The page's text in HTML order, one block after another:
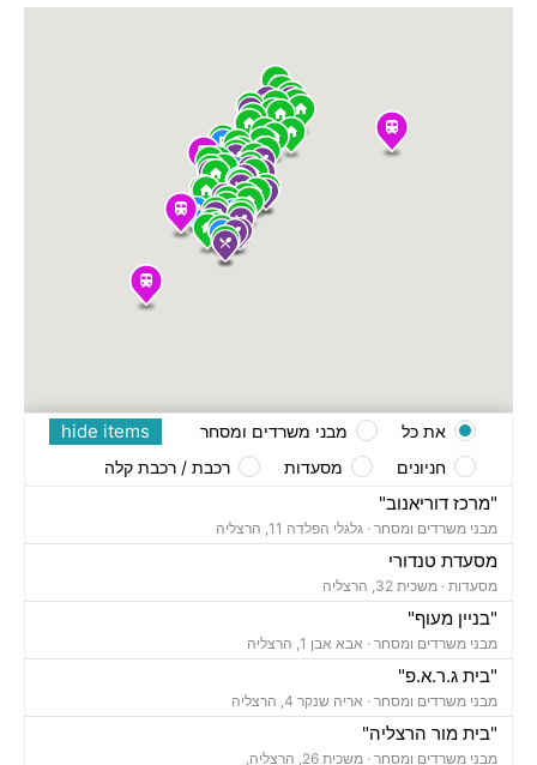
"מרכז דוריאנוב"
מבני משרדים ומסחר · גלגלי הפלדה 11, הרצליה
מסעדת טנדורי
מסעדות · משכית 32, הרצליה
"בניין מעוף"
מבני משרדים ומסחר · אבא אבן 1, הרצליה
"בית ג.ר.א.פ"
מבני משרדים ומסחר · אריה שנקר 4, הרצליה
"בית מור הרצליה"
מבני משרדים ומסחר · משכית 26, הרצליה,
hide items את כל
מבני משרדים ומסחר
חניונים
מסעדות רכבת / רכבת קלה